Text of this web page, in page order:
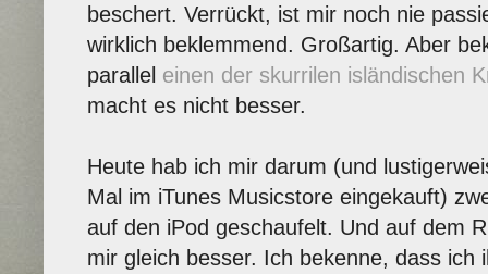
beschert. Verrückt, ist mir noch nie
wirklich beklemmend. Großartig. Aber
parallel einen der skurrilen isländischen
macht es nicht besser.
Heute hab ich mir darum (und
Mal im iTunes Musicstore eingekauft)
auf den iPod geschaufelt. Und auf dem
mir gleich besser. Ich bekenne, dass ich